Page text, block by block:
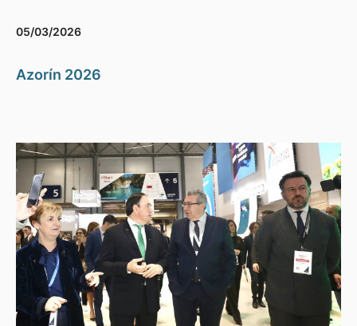
05/03/2026
Azorín 2026